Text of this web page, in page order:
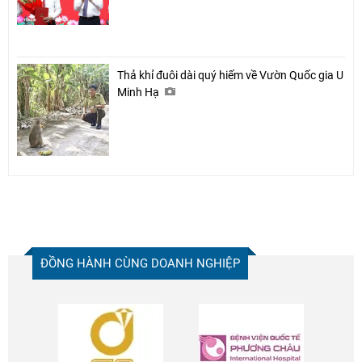
Thả khỉ đuôi dài quý hiếm về Vườn Quốc gia U
Minh Hạ
ĐỒNG HÀNH CÙNG DOANH NGHIỆP